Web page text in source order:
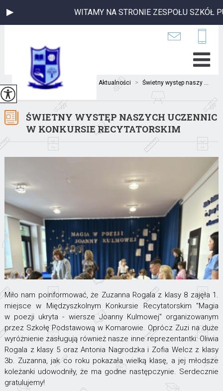
WITAMY NA STRONIE ZESPOŁU SZKÓŁ
Jesteś tutaj: Aktualności > Świetny występ naszy ...
ŚWIETNY WYSTĘP NASZYCH UCZENNIC
W KONKURSIE RECYTATORSKIM
Miło nam poinformować, że Zuzanna Rogala z klasy 8 zajęła 1.
miejsce w Międzyszkolnym Konkursie Recytatorskim "Magia
w poezji ukryta - wiersze Joanny Kulmowej" organizowanym
przez Szkołę Podstawową w Komarowie. Oprócz Zuzi na duże
wyróżnienie zasługują również nasze inne reprezentantki: Oliwia
Rogala z klasy 5 oraz Antonia Nagrodzka i Zofia Welcz z klasy
3b. Zuzanna, jak co roku pokazała wielką klasę, a jej młodsze
koleżanki udowodniły, że ma godne następczynie. Serdecznie
gratulujemy!